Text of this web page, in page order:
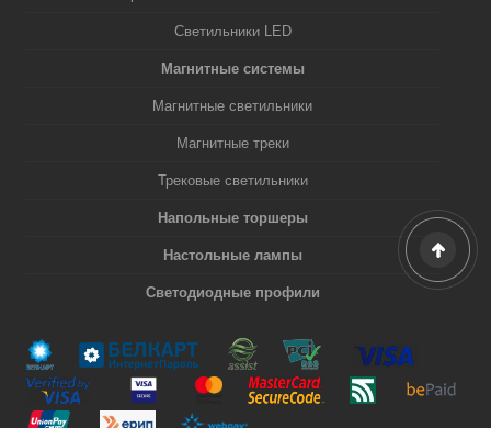
Светильники LED
Магнитные системы
Магнитные светильники
Магнитные треки
Трековые светильники
Напольные торшеры
Настольные лампы
Светодиодные профили